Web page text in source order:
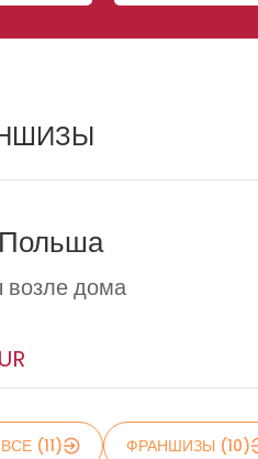
возле дома
(11) ФРАНШИЗЫ (10)